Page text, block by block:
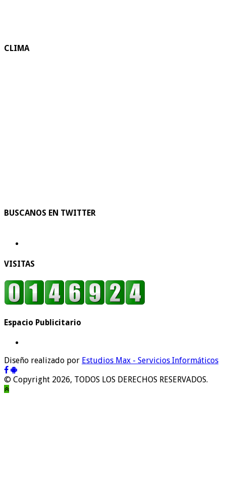
CLIMA
BUSCANOS EN TWITTER
VISITAS
Espacio Publicitario
Diseño realizado por Estudios Max - Servicios Informáticos
© Copyright 2026, TODOS LOS DERECHOS RESERVADOS.